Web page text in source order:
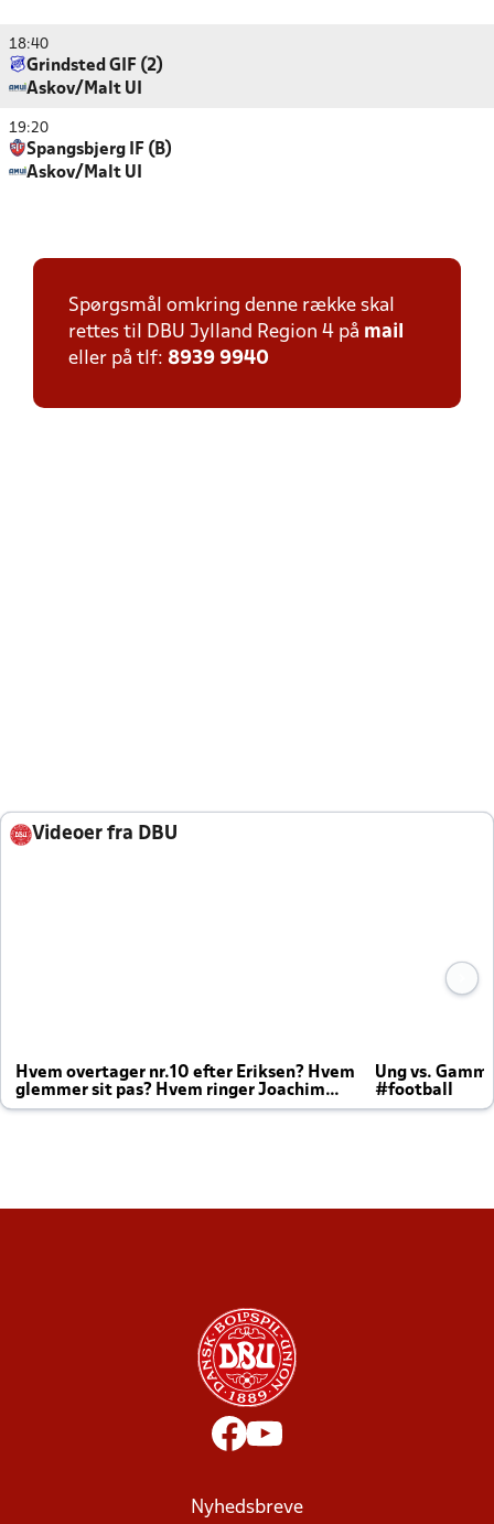
18:40
Grindsted GIF (2)
Askov/Malt UI
19:20
Spangsbjerg IF (B)
Askov/Malt UI
Spørgsmål omkring denne række skal
rettes til DBU Jylland Region 4 på mail
eller på tlf: 8939 9940
Videoer fra DBU
Hvem overtager nr.10 efter Eriksen? Hvem
glemmer sit pas? Hvem ringer Joachim
altid til efter kampe?
Ung vs.
#football
Nyhedsbreve